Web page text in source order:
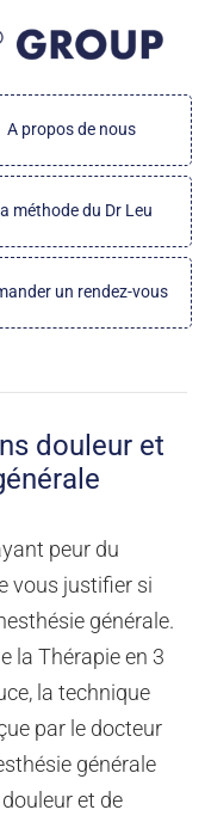
A propos de nous
méthode du Dr Leu
un rendez-vous
douleur et
peur du
vous justifier si
générale.
la Thérapie en 3
la technique
par le docteur
générale
et de